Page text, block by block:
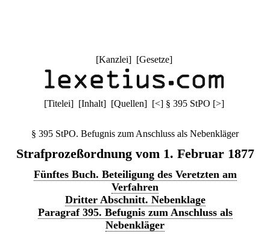
[Kanzlei] [Gesetze]
[Titelei] [Inhalt] [Quellen] [<] § 395 StPO [>]
§ 395 StPO. Befugnis zum Anschluss als Nebenkläger
Strafprozeßordnung vom 1. Februar 1877
Fünftes Buch. Beteiligung des Veretzten am
Verfahren
Dritter Abschnitt. Nebenklage
Paragraf 395. Befugnis zum Anschluss als
Nebenkläger